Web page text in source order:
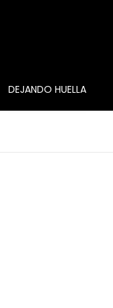
DEJANDO HUELLA